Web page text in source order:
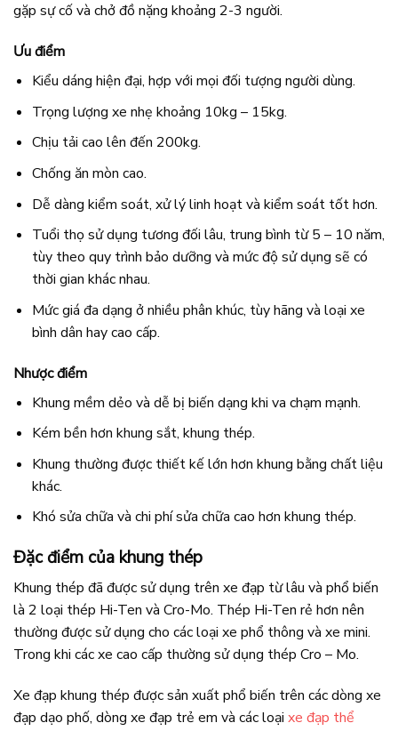
gặp sự cố và chở đồ nặng khoảng 2-3 người.
Ưu điểm
Kiểu dáng hiện đại, hợp với mọi đối tượng người dùng.
Trọng lượng xe nhẹ khoảng 10kg – 15kg.
Chịu tải cao lên đến 200kg.
Chống ăn mòn cao.
Dễ dàng kiểm soát, xử lý linh hoạt và kiểm soát tốt hơn.
Tuổi thọ sử dụng tương đối lâu, trung bình từ 5 – 10 năm,
tùy theo quy trình bảo dưỡng và mức độ sử dụng sẽ có
thời gian khác nhau.
Mức giá đa dạng ở nhiều phân khúc, tùy hãng và loại xe
bình dân hay cao cấp.
Nhược điểm
Khung mềm dẻo và dễ bị biến dạng khi va chạm mạnh.
Kém bền hơn khung sắt, khung thép.
Khung thường được thiết kế lớn hơn khung bằng chất liệu
khác.
Khó sửa chữa và chi phí sửa chữa cao hơn khung thép.
Đặc điểm của khung thép
Khung thép đã được sử dụng trên xe đạp từ lâu và phổ biến
là 2 loại thép Hi-Ten và Cro-Mo. Thép Hi-Ten rẻ hơn nên
thường được sử dụng cho các loại xe phổ thông và xe mini.
Trong khi các xe cao cấp thường sử dụng thép Cro – Mo.
Xe đạp khung thép được sản xuất phổ biến trên các dòng xe
đạp dạo phố, dòng xe đạp trẻ em và các loại xe đạp thể